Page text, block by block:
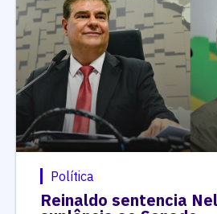
Política
Reinaldo sentencia